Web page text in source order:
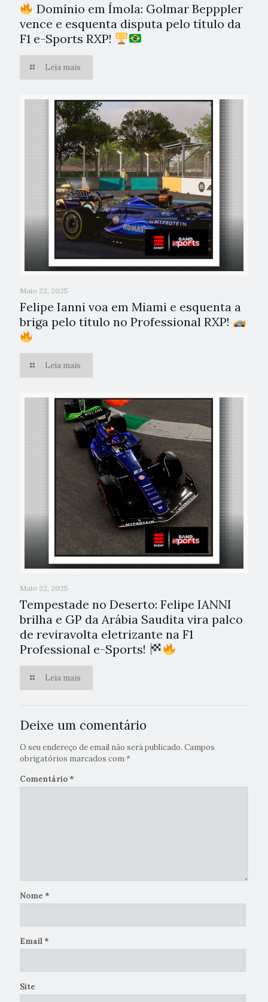
Domínio em Ímola: Golmar Bepppler
vence e esquenta disputa pelo título da
F1 e-Sports RXP!
Leia mais
Maio 22, 2025
Felipe Ianni voa em Miami e esquenta a
briga pelo título no Professional RXP!
Leia mais
Maio 22, 2025
Tempestade no Deserto: Felipe IANNI
brilha e GP da Arábia Saudita vira palco
de reviravolta eletrizante na F1
Professional e-Sports!
Leia mais
Deixe um comentário
O seu endereço de email não será publicado. Campos
obrigatórios marcados com*
Comentário *
Nome *
Email *
Site